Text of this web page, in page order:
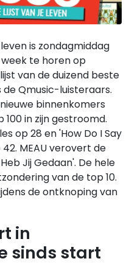
is zondagmiddag
te horen op
van de duizend beste
Qmusic-luisteraars.
binnenkomers
in zijn gestroomd.
op 28 en 'How Do I Say
MEAU verovert de
Jij Gedaan'. De hele
van de top 10.
de ontknoping van
in
sinds start